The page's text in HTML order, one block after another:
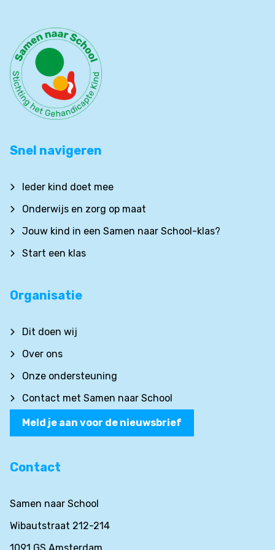
Snel navigeren
Ieder kind doet mee
Onderwijs en zorg op maat
Jouw kind in een Samen naar School-klas?
Start een klas
Organisatie
Dit doen wij
Over ons
Onze ondersteuning
Contact met Samen naar School
Meld je aan voor de nieuwsbrief
Contact
Samen naar School
Wibautstraat 212-214